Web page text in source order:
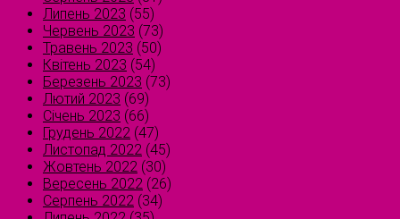
Липень 2023 (55)
Червень 2023 (73)
Травень 2023 (50)
Квітень 2023 (54)
Березень 2023 (73)
Лютий 2023 (69)
Січень 2023 (66)
Грудень 2022 (47)
Листопад 2022 (45)
Жовтень 2022 (30)
Вересень 2022 (26)
Серпень 2022 (34)